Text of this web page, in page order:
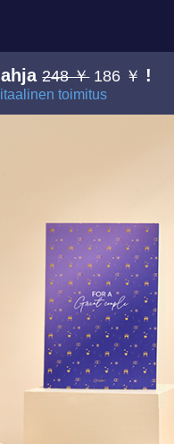
248 ￥ 186 ￥ !
toimitus